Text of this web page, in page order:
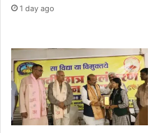
1 day ago